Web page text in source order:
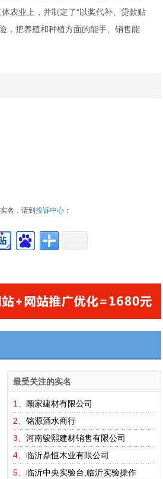
农业上，并制定了“以奖代补、贷款贴
，把养殖和种植方面的能手、销售能
名，请到 投诉中心 ；
最受关注的实名
1、
顾家建材有限公司
2、 铭源酒水商行
3、 河南骏熙建材销售有限公司
4、 临沂鼎恒木业有限公司
5、 临沂中央实验台,临沂实验操作